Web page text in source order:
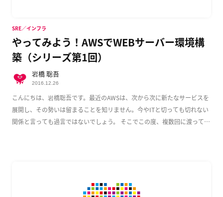
やってみよう！AWSでWEBサーバー環境構
築（シリーズ第1回）
こんにちは、岩橋聡吾です。最近のAWSは、次から次に新たなサービスを
展開し、その勢いは留まることを知リません。今やITと切っても切れない
関係と言っても過言ではないでしょう。 そこでこの度、複数回に渡って
SRE／インフラ
岩橋 聡吾
2016.12.26